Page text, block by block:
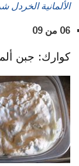
الألمانية الخردل
06 من 09
كوارك: جبن